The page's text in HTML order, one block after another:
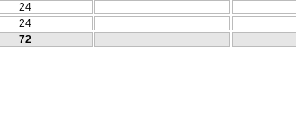
24
24
72